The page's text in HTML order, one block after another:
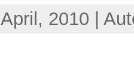
April, 2010 |